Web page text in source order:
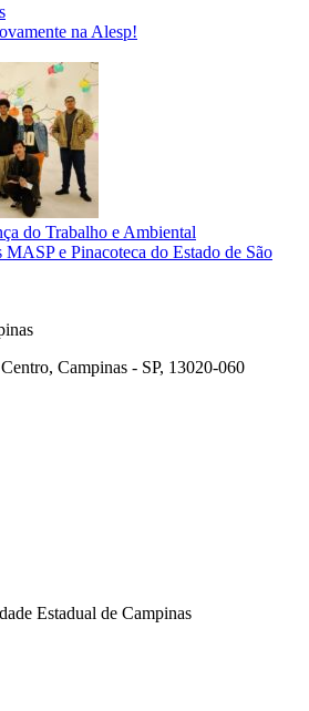
na Alesp!
do Trabalho e Ambiental
e Pinacoteca do Estado de São
Campinas - SP, 13020-060
Estadual de Campinas